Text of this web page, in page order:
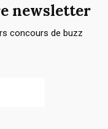
newsletter
concours de buzz